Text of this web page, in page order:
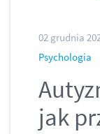
02 grudnia
Psychologia
jak